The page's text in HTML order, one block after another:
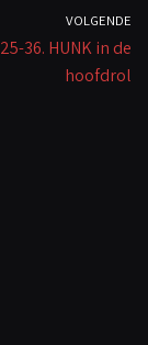
VOLGENDE
36. HUNK in de
hoofdrol